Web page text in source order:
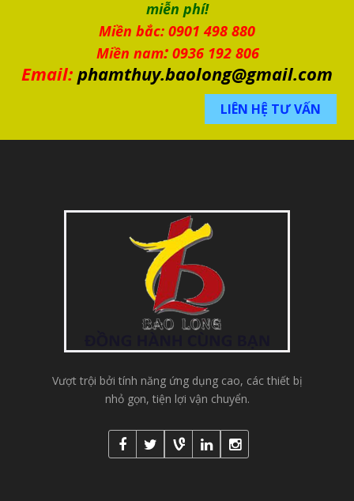
miễn phí!
Miền bắc: 0901 498 880
Miền nam: 0936 192 806
Email: phamthuy.baolong@gmail.com
LIÊN HỆ TƯ VẤN
Vượt trội bởi tính năng ứng dụng cao, các thiết bị
nhỏ gọn, tiện lợi vận chuyển.